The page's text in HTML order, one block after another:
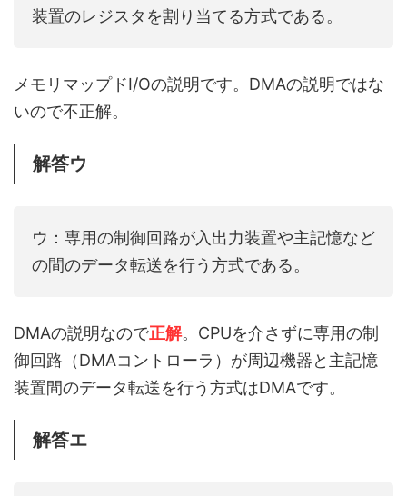
装置のレジスタを割り当てる方式である。
メモリマップドI/Oの説明です。DMAの説明ではな
いので不正解。
解答ウ
ウ：専用の制御回路が入出力装置や主記憶など
の間のデータ転送を行う方式である。
DMAの説明なので正解。CPUを介さずに専用の制
御回路（DMAコントローラ）が周辺機器と主記憶
装置間のデータ転送を行う方式はDMAです。
解答エ